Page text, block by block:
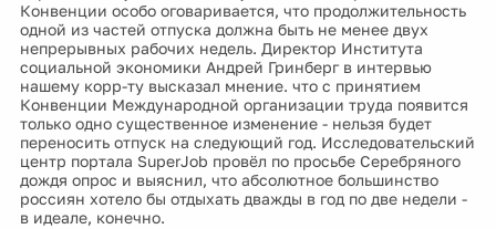
Конвенции особо оговаривается, что продолжительность
одной из частей отпуска должна быть не менее двух
непрерывных рабочих недель. Директор Института
социальной экономики Андрей Гринберг в интервью
нашему корр-ту высказал мнение. что с принятием
Конвенции Международной организации труда появится
только одно существенное изменение - нельзя будет
переносить отпуск на следующий год. Исследовательский
центр портала SuperJob провёл по просьбе Серебряного
дождя опрос и выяснил, что абсолютное большинство
россиян хотело бы отдыхать дважды в год по две недели -
в идеале, конечно.